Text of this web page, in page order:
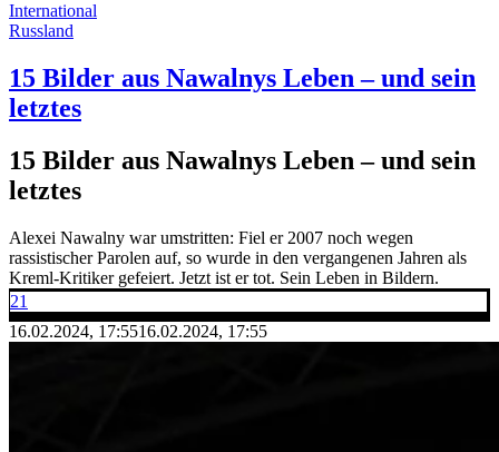
International
Russland
15 Bilder aus Nawalnys Leben – und sein
letztes
15 Bilder aus Nawalnys Leben – und sein
letztes
Alexei Nawalny war umstritten: Fiel er 2007 noch wegen
rassistischer Parolen auf, so wurde in den vergangenen Jahren als
Kreml-Kritiker gefeiert. Jetzt ist er tot. Sein Leben in Bildern.
21
16.02.2024, 17:5516.02.2024, 17:55